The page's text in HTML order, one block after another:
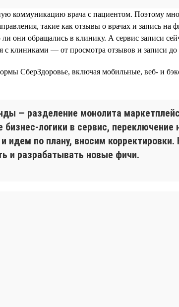
коммуникацию врача с пациентом. Поэтому
такие как отзывы о врачах и запись
ли они обращались в клинику. А сервис записи
с клиниками — от просмотра отзывов и записи
СберЗдоровье, включая мобильные, веб- и
— разделение монолита
логики в сервис,
идем по плану, вносим
и разрабатывать новые фичи.